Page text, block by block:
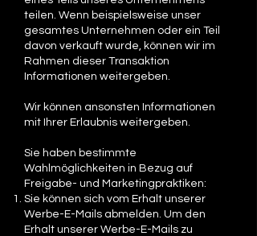
teilen. Wenn beispielsweise unser
gesamtes Unternehmen oder ein Teil
davon verkauft wurde, können wir im
Rahmen dieser Transaktion
Informationen weitergeben.
Wir können ansonsten Informationen
mit Ihrer Erlaubnis weitergeben.
Sie haben bestimmte
Wahlmöglichkeiten in Bezug auf
Freigabe- und Marketingpraktiken:
Sie können sich vom Erhalt unserer
Werbe-E-Mails abmelden. Um den
Erhalt unserer Werbe-E-Mails zu